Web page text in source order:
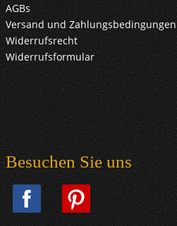
AGBs
Versand und Zahlungsbedingungen
Widerrufsrecht
Widerrufsformular
Besuchen Sie uns